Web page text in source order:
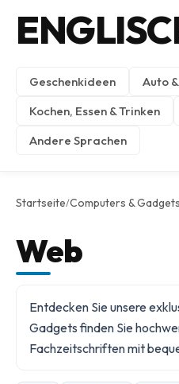
Geschenkideen Auto
Kochen, Essen & Trinken
Andere Sprachen
Startseite/Computers & Gadgets
Web
Entdecken Sie unsere
Gadgetsfinden Sie
Fachzeitschriften mit